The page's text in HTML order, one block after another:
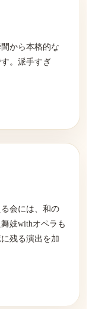
から本格的な
。派手すぎ
会には、和の
妓withオペラも
残る演出を加